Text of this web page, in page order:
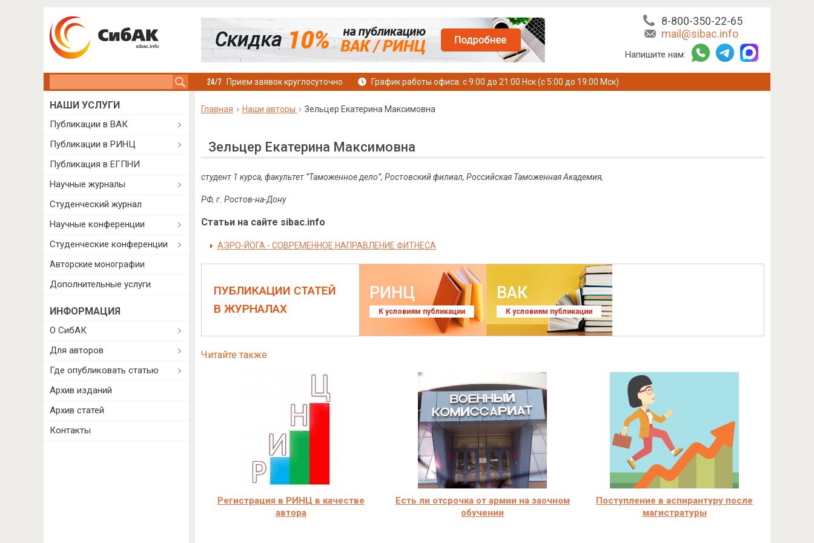
8-800-350-22-65
mail@sibac.info
Напишите нам:
Прием заявок круглосуточно График работы офиса: с 9:00 до 21:00 Нск (с 5:00 до 19:00 Мск)
Главная Наши авторы Зельцер Екатерина Максимовна
Зельцер Екатерина Максимовна
студент 1 курса, факультет “Таможенное дело”, Ростовский филиал, Российская Таможенная Академия,
РФ, г. Ростов-на-Дону
Статьи на сайте sibac.info
АЭРО-ЙОГА - СОВРЕМЕННОЕ НАПРАВЛЕНИЕ ФИТНЕСА
ПУБЛИКАЦИИ СТАТЕЙ
В ЖУРНАЛАХ
РИНЦ
К условиям публикации
ВАК
К условиям публикации
Читайте также
Регистрация в РИНЦ в качестве
автора
Есть ли отсрочка от армии на заочном
обучении
Поступление в аспирантуру после
магистратуры
НАШИ УСЛУГИ
Публикации в ВАК
Публикации в РИНЦ
Публикация в ЕГПНИ
Научные журналы
Студенческий журнал
Научные конференции
Студенческие конференции
Авторские монографии
Дополнительные услуги
ИНФОРМАЦИЯ
О СибАК
Для авторов
Где опубликовать статью
Архив изданий
Архив статей
Контакты